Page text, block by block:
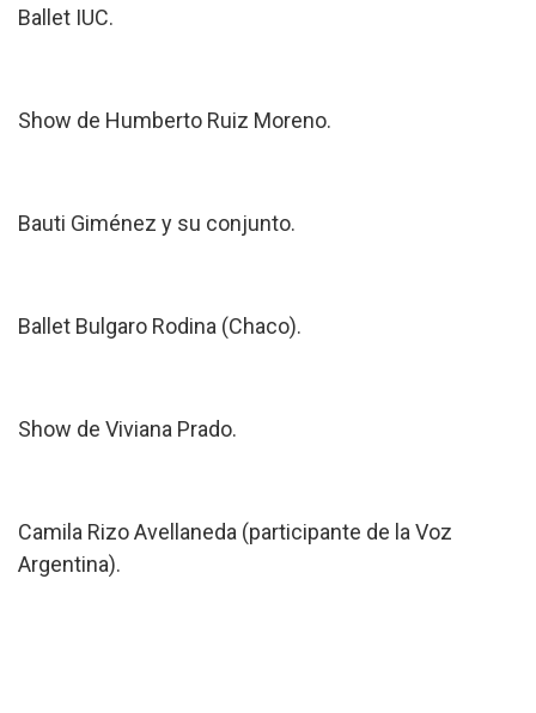
Ballet IUC.
Show de Humberto Ruiz Moreno.
Bauti Giménez y su conjunto.
Ballet Bulgaro Rodina (Chaco).
Show de Viviana Prado.
Camila Rizo Avellaneda (participante de la Voz
Argentina).